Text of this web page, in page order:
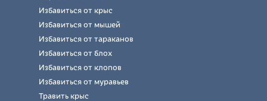
Избавиться от крыс
Избавиться от мышей
Избавиться от тараканов
Избавиться от блох
Избавиться от клопов
Избавиться от муравьев
Травить крыс